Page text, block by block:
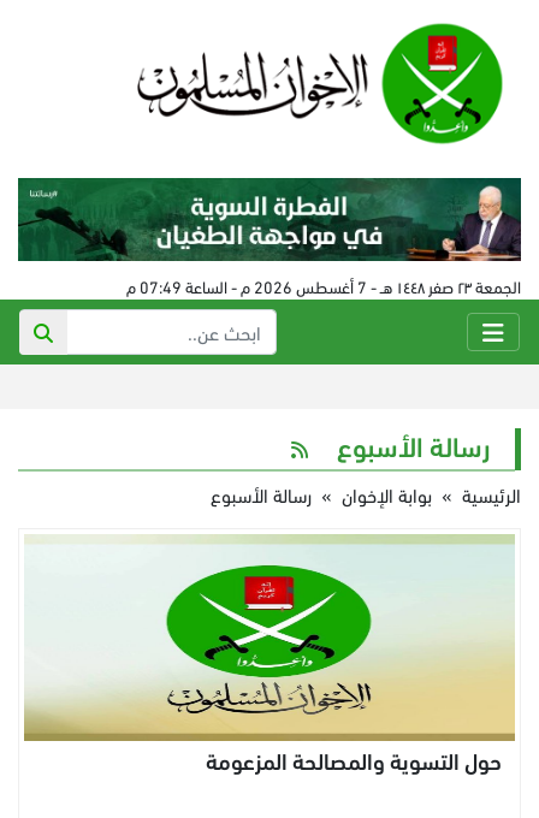
الجمعة ٢٣ صفر ١٤٤٨ هـ - 7 أغسطس 2026 م - الساعة 07:49 م
رسالة الأسبوع
الرئيسية » بوابة الإخوان » رسالة الأسبوع
حول التسوية والمصالحة المزعومة